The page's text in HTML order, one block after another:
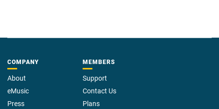
COMPANY
About
eMusic
Press
MEMBERS
Support
Contact Us
Plans